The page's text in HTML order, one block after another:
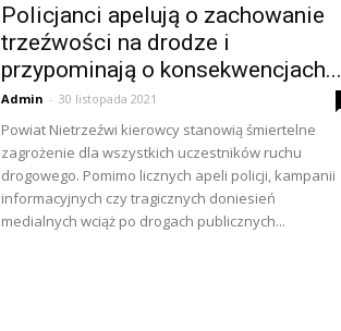
Policjanci apelują o zachowanie
trzeźwości na drodze i
przypominają o konsekwencjach...
Admin - 30 listopada 2021
Powiat Nietrzeźwi kierowcy stanowią śmiertelne
zagrożenie dla wszystkich uczestników ruchu
drogowego. Pomimo licznych apeli policji, kampanii
informacyjnych czy tragicznych doniesień
medialnych wciąż po drogach publicznych...